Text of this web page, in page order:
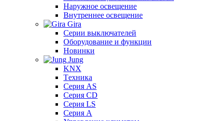
Наружное освещение
Внутреннее освещение
Gira
Серии выключателей
Оборудование и функции
Новинки
Jung
KNX
Tехника
Серия AS
Серия CD
Серия LS
Серия A